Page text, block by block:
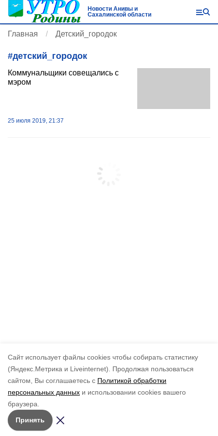
Cайт использует файлы cookies чтобы собирать статистику
(Яндекс.Метрика и Liveinternet).
Продолжая пользоваться
сайтом, Вы соглашаетесь с Политикой обработки
персональных данных и использовании cookies вашего
браузера.
Принять
Новости Анивы и
Сахалинской области
Главная Детский_городок
#детский_городок
Коммунальщики совещались с
мэром
25 июля 2019, 21:37